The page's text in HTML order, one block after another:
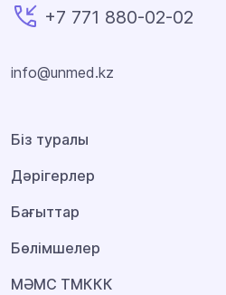
+7 771 880-02-02
info@unmed.kz
Біз туралы
Дәрігерлер
Бағыттар
Бөлімшелер
МӘМС ТМККК